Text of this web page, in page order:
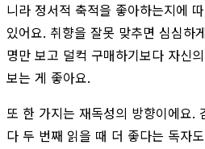
니라 정서적 축적을 좋아하는지에
있어요. 취향을 잘못 맞추면 심심하
명만 보고 덜컥 구매하기보다 자신
보는 게 좋아요.
또 한 가지는 재독성의 방향이에요.
다 두 번째 읽을 때 더 좋다는 독자